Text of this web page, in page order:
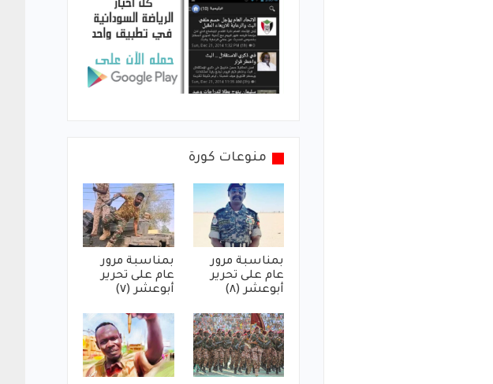
منوعات كورة
بمناسبة مرور
عام على تحرير
أبوعشر (٨)
بمناسبة مرور
عام على تحرير
أبوعشر (٧)